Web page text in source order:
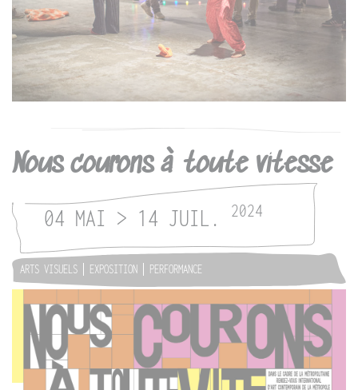
Nous courons à toute vitesse
04 MAI > 14 JUIL. 2024
ARTS VISUELS EXPOSITION PERFORMANCE